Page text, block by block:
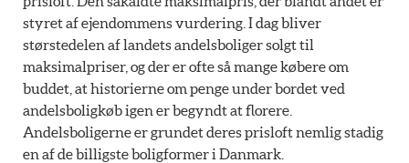
styret af ejendommens vurdering. I dag bliver
størstedelen af landets andelsboliger solgt til
maksimalpriser, og der er ofte så mange købere om
buddet, at historierne om penge under bordet ved
andelsboligkøb igen er begyndt at florere.
Andelsboligerne er grundet deres prisloft nemlig stadig
en af de billigste boligformer i Danmark.